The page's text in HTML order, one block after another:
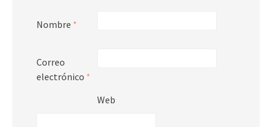
Nombre *
Correo
electrónico *
Web